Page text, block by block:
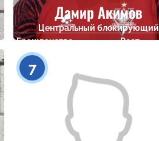
Дамир Акимов
Центральный блокирующий
Гражданство
Рост
7